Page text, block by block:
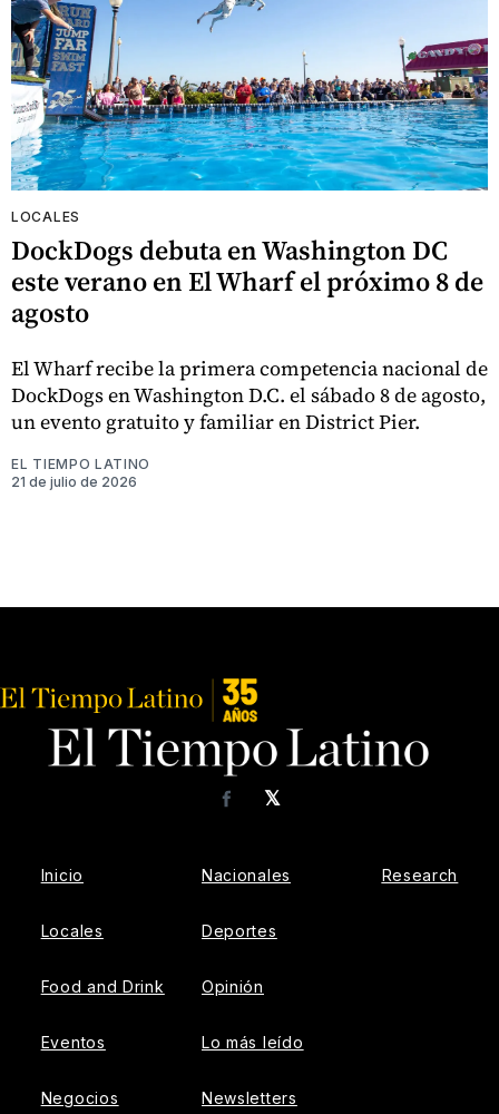
LOCALES
DockDogs debuta en Washington DC
este verano en El Wharf el próximo 8 de
agosto
El Wharf recibe la primera competencia nacional de
DockDogs en Washington D.C. el sábado 8 de agosto,
un evento gratuito y familiar en District Pier.
EL TIEMPO LATINO
21 de julio de 2026
𝕏
Facebook
Inicio
Locales
Food and Drink
Eventos
Negocios
Nacionales
Deportes
Opinión
Lo más leído
Newsletters
Research